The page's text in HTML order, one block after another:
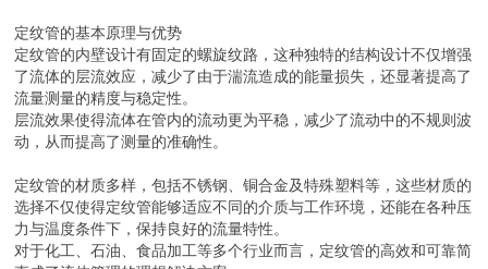
定纹管的基本原理与优势
定纹管的内壁设计有固定的螺旋纹路，这种独特的结构设计不仅增强
了流体的层流效应，减少了由于湍流造成的能量损失，还显著提高了
流量测量的精度与稳定性。
层流效果使得流体在管内的流动更为平稳，减少了流动中的不规则波
动，从而提高了测量的准确性。
定纹管的材质多样，包括不锈钢、铜合金及特殊塑料等，这些材质的
选择不仅使得定纹管能够适应不同的介质与工作环境，还能在各种压
力与温度条件下，保持良好的流量特性。
对于化工、石油、食品加工等多个行业而言，定纹管的高效和可靠简